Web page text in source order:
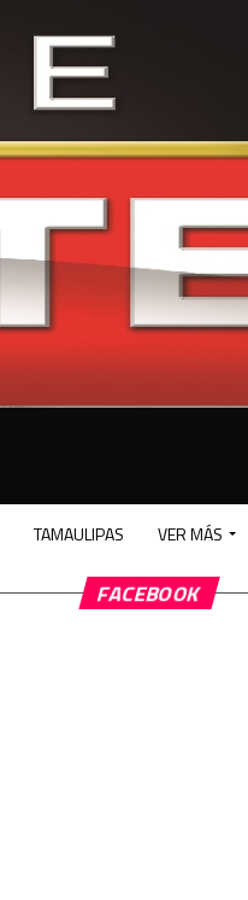
TAMAULIPAS VER MÁS
FACEBOOK